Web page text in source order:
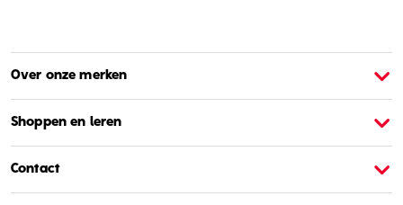
Over onze merken
Shoppen en leren
Contact